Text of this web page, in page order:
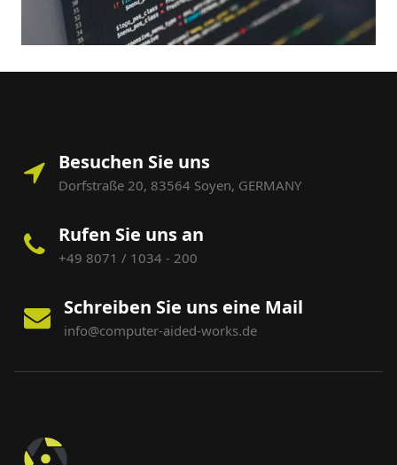
Besuchen Sie uns
Dorfstraße 20, 83564 Soyen, GERMANY
Rufen Sie uns an
+49 8071 / 1034 - 200
Schreiben Sie uns eine Mail
info@computer-aided-works.de